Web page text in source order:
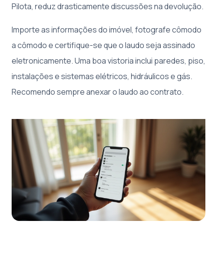
Pilota, reduz drasticamente discussões na devolução.
Importe as informações do imóvel, fotografe cômodo
a cômodo e certifique-se que o laudo seja assinado
eletronicamente. Uma boa vistoria inclui paredes, piso,
instalações e sistemas elétricos, hidráulicos e gás.
Recomendo sempre anexar o laudo ao contrato.